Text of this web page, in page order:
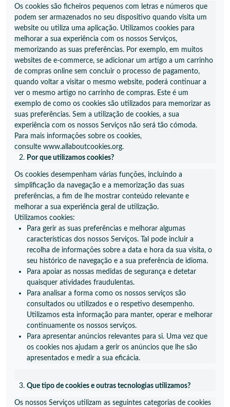
Os cookies são ficheiros pequenos com letras e números que
podem ser armazenados no seu dispositivo quando visita um
website ou utiliza uma aplicação. Utilizamos cookies para
melhorar a sua experiência com os nossos Serviços,
memorizando as suas preferências. Por exemplo, em muitos
websites de e-commerce, se adicionar um artigo a um carrinho
de compras online sem concluir o processo de pagamento,
quando voltar a visitar o mesmo website, poderá continuar a
ver o mesmo artigo no carrinho de compras. Este é um
exemplo de como os cookies são utilizados para memorizar as
suas preferências. Sem a utilização de cookies, a sua
experiência com os nossos Serviços não será tão cómoda.
Para mais informações sobre os cookies,
consulte www.allaboutcookies.org.
Por que utilizamos cookies?
Os cookies desempenham várias funções, incluindo a
simplificação da navegação e a memorização das suas
preferências, a fim de lhe mostrar conteúdo relevante e
melhorar a sua experiência geral de utilização.
Utilizamos cookies:
Para gerir as suas preferências e melhorar algumas
características dos nossos Serviços. Tal pode incluir a
recolha de informações sobre a data e hora da sua visita, o
seu histórico de navegação e a sua preferência de idioma.
Para apoiar as nossas medidas de segurança e detetar
quaisquer atividades fraudulentas.
Para analisar a forma como os nossos serviços são
consultados ou utilizados e o respetivo desempenho.
Utilizamos esta informação para manter, operar e melhorar
continuamente os nossos serviços.
Para apresentar anúncios relevantes para si. Uma vez que
os cookies nos ajudam a gerir os anúncios que lhe são
apresentados e medir a sua eficácia.
Que tipo de cookies e outras tecnologias utilizamos?
Os nossos Serviços utilizam as seguintes categorias de cookies